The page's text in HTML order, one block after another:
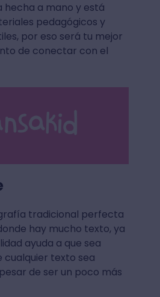
hecha a mano y está
pedagógicos y
por eso será tu mejor
de conectar con el
tradicional perfecta
hay mucho texto, ya
ayuda a que sea
cualquier texto sea
de ser un poco más